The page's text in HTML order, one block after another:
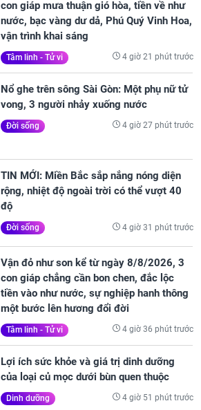
con giáp mưa thuận gió hòa, tiền về như
nước, bạc vàng dư dả, Phú Quý Vinh Hoa,
vận trình khai sáng
Tâm linh - Tử vi 4 giờ 21 phút trước
Nổ ghe trên sông Sài Gòn: Một phụ nữ tử
vong, 3 người nhảy xuống nước
Đời sống 4 giờ 27 phút trước
TIN MỚI: Miền Bắc sắp nắng nóng diện
rộng, nhiệt độ ngoài trời có thể vượt 40
độ
Đời sống 4 giờ 31 phút trước
Vận đỏ như son kể từ ngày 8/8/2026, 3
con giáp chẳng cần bon chen, đắc lộc
tiền vào như nước, sự nghiệp hanh thông
một bước lên hương đổi đời
Tâm linh - Tử vi 4 giờ 36 phút trước
Lợi ích sức khỏe và giá trị dinh dưỡng
của loại củ mọc dưới bùn quen thuộc
Dinh dưỡng 4 giờ 51 phút trước